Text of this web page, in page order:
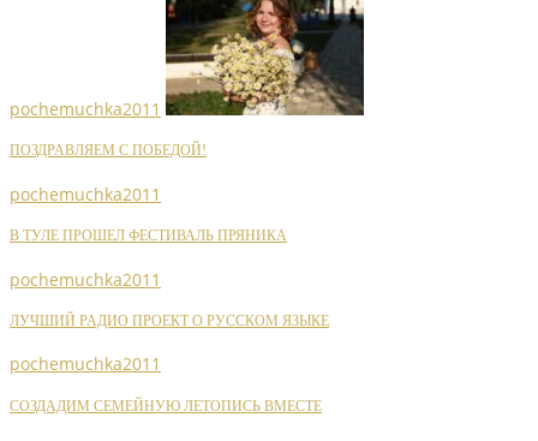
pochemuchka2011
ПОЗДРАВЛЯЕМ С ПОБЕДОЙ!
pochemuchka2011
В ТУЛЕ ПРОШЕЛ ФЕСТИВАЛЬ ПРЯНИКА
pochemuchka2011
ЛУЧШИЙ РАДИО ПРОЕКТ О РУССКОМ ЯЗЫКЕ
pochemuchka2011
СОЗДАДИМ СЕМЕЙНУЮ ЛЕТОПИСЬ ВМЕСТЕ